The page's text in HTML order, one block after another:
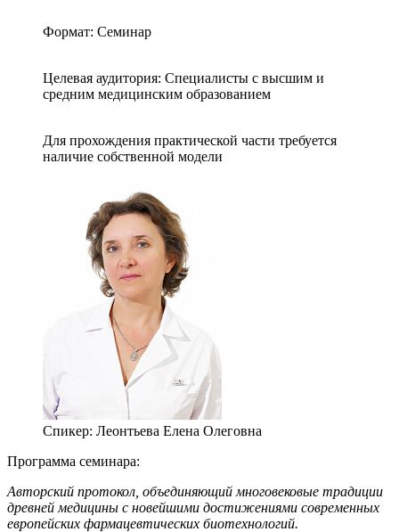
Формат: Семинар
Целевая аудитория: Специалисты с высшим и
средним медицинским образованием
Для прохождения практической части требуется
наличие собственной модели
Спикер: Леонтьева Елена Олеговна
Программа семинара:
Авторский протокол, объединяющий многовековые традиции
древней медицины с новейшими достижениями современных
европейских фармацевтических биотехнологий.